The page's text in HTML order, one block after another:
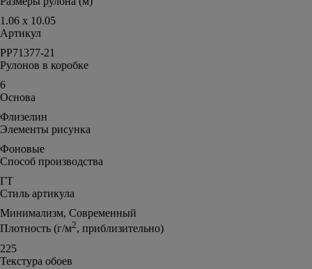
1.06 x 10.05
Артикул
PP71377-21
Рулонов в коробке
6
Основа
Флизелин
Элементы рисунка
Фоновые
Способ производства
ГТ
Стиль артикула
Минимализм, Современный
Плотность (г/м2, приблизительно)
225
Текстура обоев